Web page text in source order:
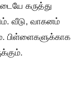
கருத்து
வீடு, வாகனம்
பிள்ளைகளுக்காக